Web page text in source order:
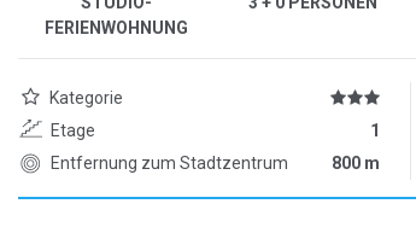
FERIENWOHNUNG
Kategorie
Etage
1
Entfernung zum Stadtzentrum
800 m